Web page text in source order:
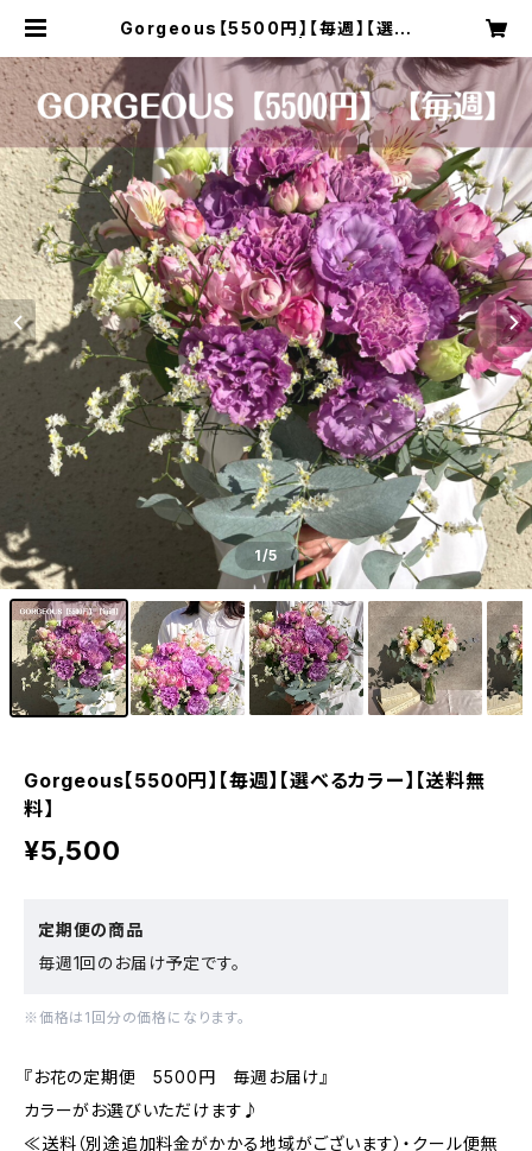
Gorgeous【5500円】【毎週】【選べ
1/5
Gorgeous【5500円】【毎週】【選べるカラー】【送料無
料】
¥5,500
定期便の商品
毎週1回のお届け予定です。
※価格は1回分の価格になります。
『お花の定期便 5500円 毎週お届け』
カラーがお選びいただけます♪
≪送料（別途追加料金がかかる地域がございます）・クール便無